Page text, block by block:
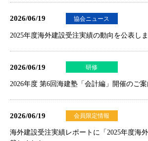
2026/06/19 協会ニュース
2025年度海外建設受注実績の動向を公表しま
2026/06/19 研修
2026年度 第6回海建塾「会計編」開催のご案
2026/06/19 会員限定情報
海外建設受注実績レポートに「2025年度海